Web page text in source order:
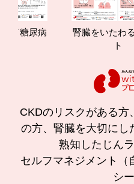
尿病
腎臓をいたわるポイ
CKDのリスクがある
の方、腎臓を大切にし
熟知したじん
セルフマネジメント（
シ